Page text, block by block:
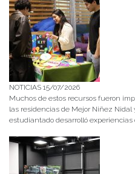
NOTICIAS 15/07/2026
Muchos de estos recursos fueron
las residencias de Mejor Niñez Nidal
estudiantado desarrolló